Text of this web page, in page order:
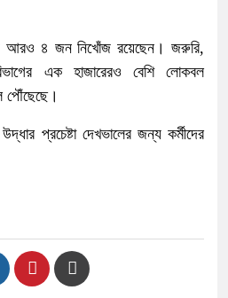
আরও ৪ জন নিখোঁজ রয়েছেন। জরুরি,
এক হাজারেরও বেশি লোকবল
পৌঁছেছে।
প্রচেষ্টা দেখভালের জন্য কর্মীদের